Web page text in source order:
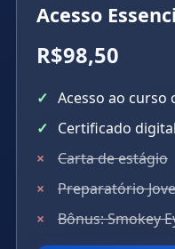
Acesso
R$98,50
Acesso ao curso
Certificado digital
Carta de estágio
Preparatório
Bônus: Smokey